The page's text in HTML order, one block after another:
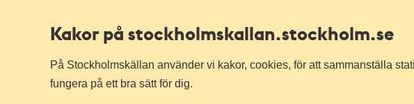
Kakor på stockholmskallan.stockholm.se
På Stockholmskällan använder vi kakor, cookies, för att sammanställa
fungera på ett bra sätt för dig.